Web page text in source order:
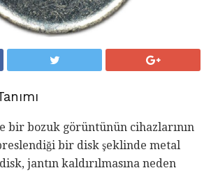
bir bozuk görüntünün cihazlarının
bir disk şeklinde metal
jantın kaldırılmasına neden